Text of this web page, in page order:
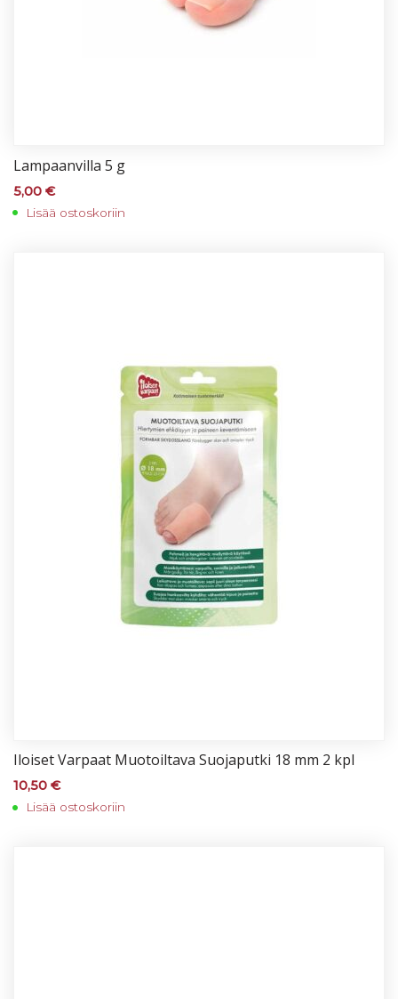
Lam­paan­vil­la 5 g
5,00 €
Lisää ostoskoriin
Iloi­set Var­paat Muo­toil­ta­va Suo­ja­put­ki 18 mm 2 kpl
10,50 €
Lisää ostoskoriin